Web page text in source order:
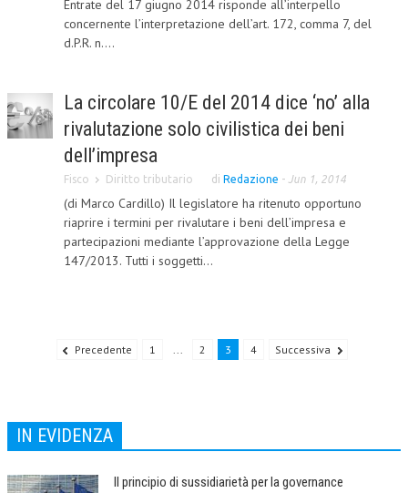
EUROPEA
COSTITUZIONALE
TRIBUTARIA
PENALE
ARCHIVIO EVENTI (FINO AL 2022)
CORSI ENTI TERZI
TELEGRAM
MANUALI E MONOGRAFIE
TESI DI LAUREA
Entrate del 17 giugno 2014 risponde all’interpello
concernente l’interpretazione dell’art. 172, comma 7, del
d.P.R. n....
La circolare 10/E del 2014 dice ‘no’ alla
rivalutazione solo civilistica dei beni
dell’impresa
Fisco Diritto tributario di Redazione - Jun 1, 2014
(di Marco Cardillo) Il legislatore ha ritenuto opportuno
riaprire i termini per rivalutare i beni dell’impresa e
partecipazioni mediante l’approvazione della Legge
147/2013. Tutti i soggetti...
Precedente 1 ... 2 3 4 Successiva
IN EVIDENZA
Il principio di sussidiarietà per la governance